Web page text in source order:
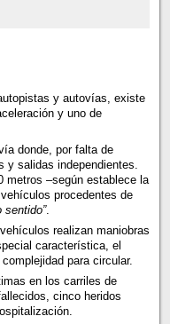
y autovías, existe
y uno de
donde, por falta de
y salidas independientes.
metros –según establece la
procedentes de
.
realizan maniobras
característica, el
para circular.
en los carriles de
cinco heridos